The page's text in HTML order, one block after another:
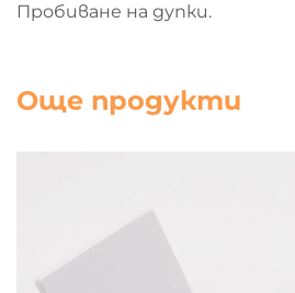
Пробиване на дупки.
Още продукти